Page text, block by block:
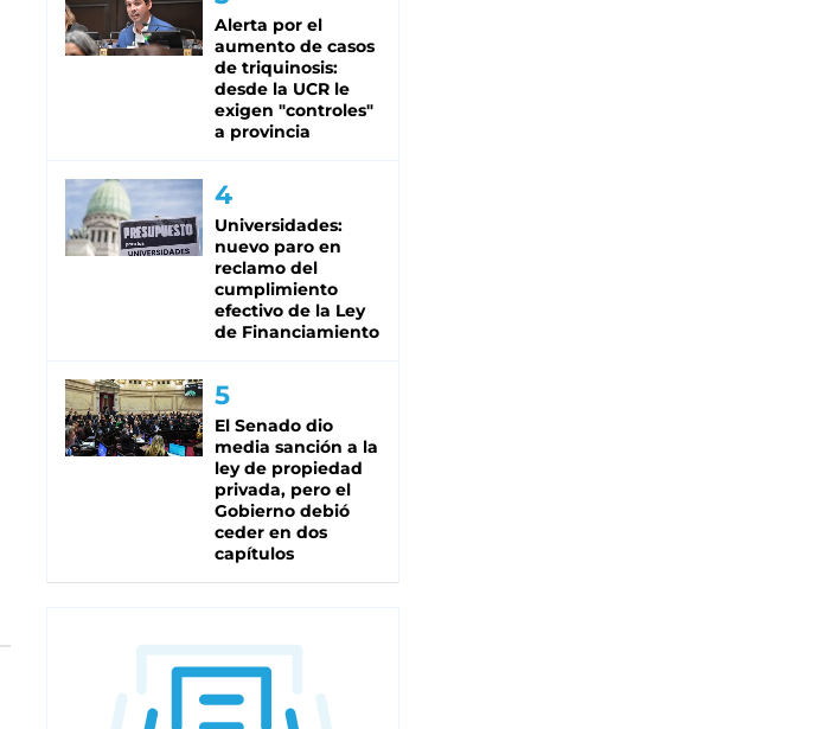
Alerta por el
aumento de casos
de triquinosis:
desde la UCR le
exigen "controles"
a provincia
Universidades:
nuevo paro en
reclamo del
cumplimiento
efectivo de la Ley
de Financiamiento
El Senado dio
media sanción a la
ley de propiedad
privada, pero el
Gobierno debió
ceder en dos
capítulos